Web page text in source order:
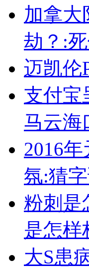
加拿大
劫？:
迈凯伦
支付宝
马云海
2016
氛:猜
粉刺是
是怎样
大S患